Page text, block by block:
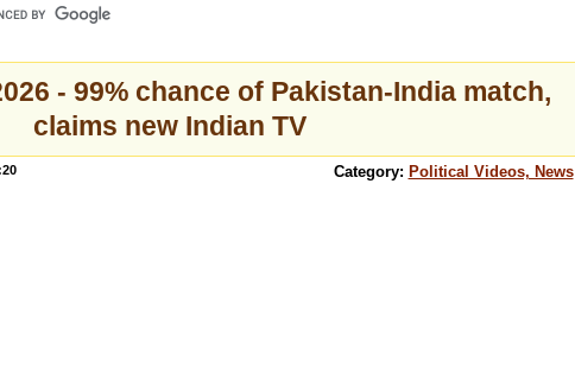
- 99% chance of Pakistan-India match,
claims new Indian TV
Category: Political Videos, News